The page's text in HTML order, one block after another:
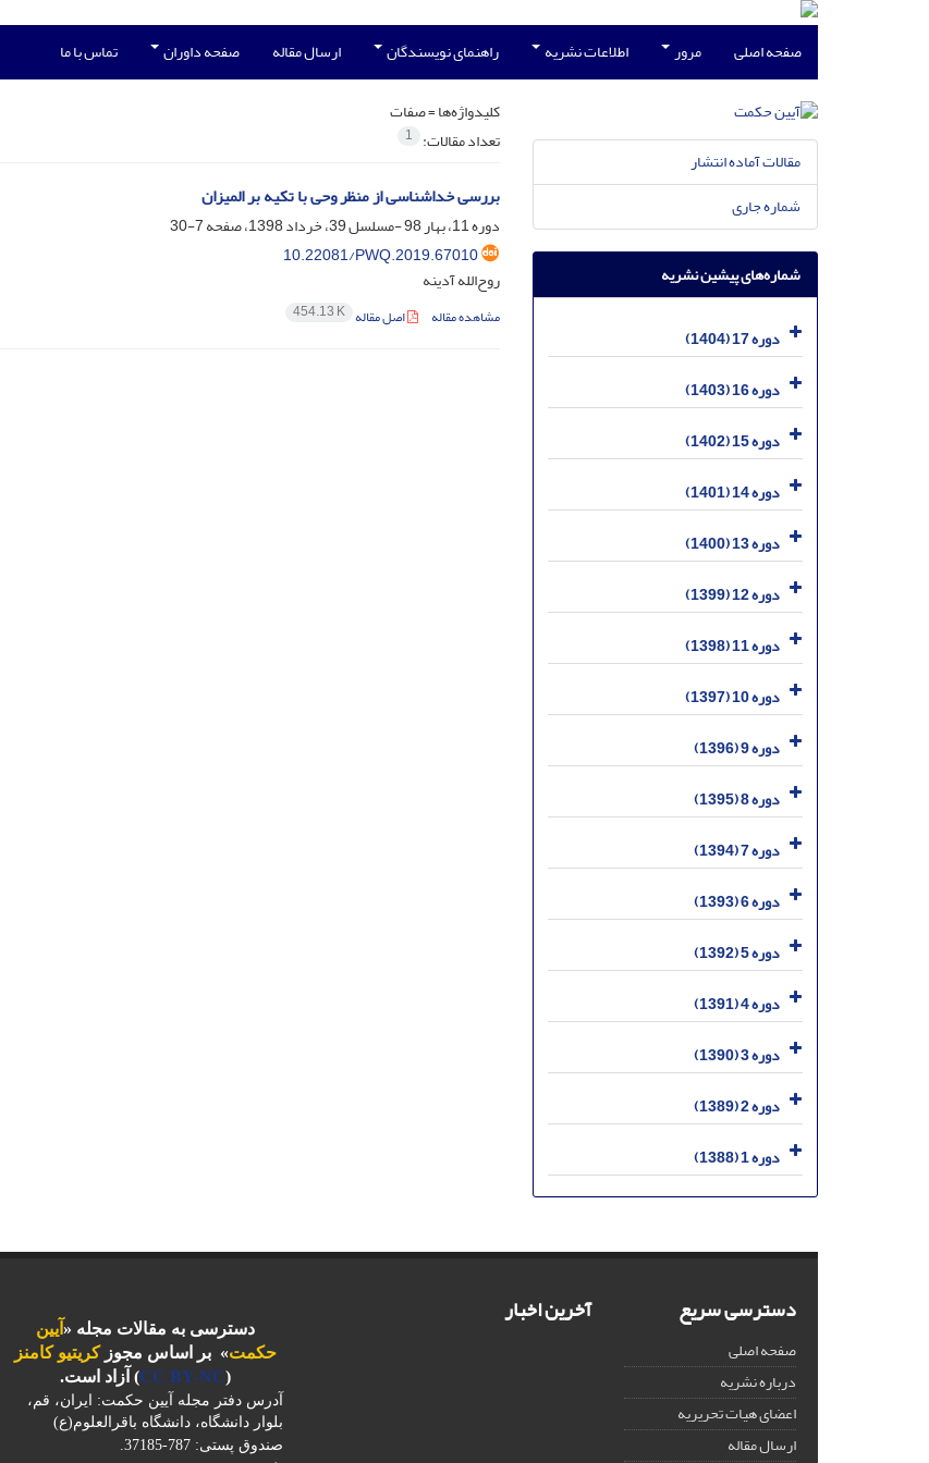
صفحه اصلی مرور اطلاعات نشریه راهنمای نویسندگان ارسال مقاله صفحه داوران تماس با ما
کلیدواژه‌ها =صفات
تعداد مقالات: 1
بررسی خداشناسی از منظر وحی با تکیه بر المیزان
دوره 11، بهار 98 -مسلسل 39، خرداد 1398، صفحه
7-30
10.22081/PWQ.2019.67010
روح‌الله آدینه
مشاهده مقاله اصل مقاله 454.13 K
مقالات آماده انتشار
شماره جاری
شماره‌های پیشین نشریه
دوره 17 (1404)
دوره 16 (1403)
دوره 15 (1402)
دوره 14 (1401)
دوره 13 (1400)
دوره 12 (1399)
دوره 11 (1398)
دوره 10 (1397)
دوره 9 (1396)
دوره 8 (1395)
دوره 7 (1394)
دوره 6 (1393)
دوره 5 (1392)
دوره 4 (1391)
دوره 3 (1390)
دوره 2 (1389)
دوره 1 (1388)
دسترسی سریع
صفحه اصلی
درباره نشریه
اعضای هیات تحریریه
ارسال مقاله
آخرین اخبار دسترسی به مقالات مجله «آیین
حکمت» بر اساس مجوزکریتیو کامنز
(
CC BY-NC) آزاد است.
آدرس دفتر مجله آیین حکمت: ایران، قم،
بلوار دانشگاه، دانشگاه باقرالعلوم(ع)
صندوق پستی: 787-37185.